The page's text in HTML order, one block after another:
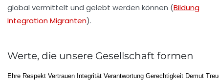
global vermittelt und gelebt werden können (Bildung
Integration Migranten).
Werte, die unsere Gesellschaft formen
Ehre Respekt Vertrauen Integrität Verantwortung Gerechtigkeit Demut